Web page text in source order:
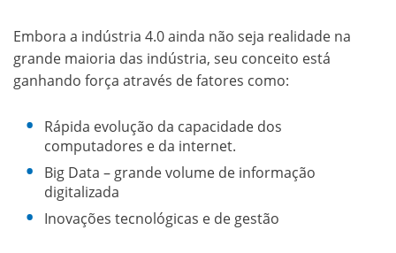
Embora a indústria 4.0 ainda não seja realidade na
grande maioria das indústria, seu conceito está
ganhando força através de fatores como:
Rápida evolução da capacidade dos
computadores e da internet.
Big Data – grande volume de informação
digitalizada
Inovações tecnológicas e de gestão